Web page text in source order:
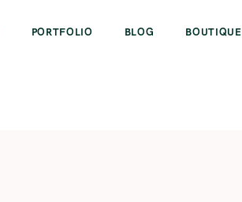
PORTFOLIO BLOG BOUTIQUE